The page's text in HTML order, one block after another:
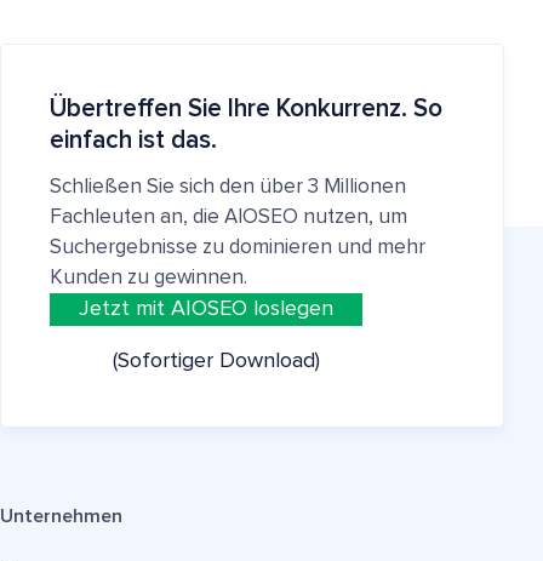
Übertreffen Sie Ihre Konkurrenz. So
einfach ist das.
Schließen Sie sich den über 3 Millionen
Fachleuten an, die AIOSEO nutzen, um
Suchergebnisse zu dominieren und mehr
Kunden zu gewinnen.
Jetzt mit AIOSEO loslegen
(Sofortiger Download)
Unternehmen